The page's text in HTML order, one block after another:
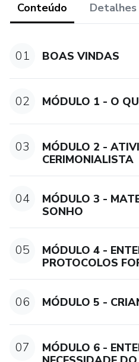
Conteúdo Detalhes
01 BOAS VINDAS
02 MÓDULO 1 - O
03
MÓDULO 2 -
CERIMONIALISTA
04
MÓDULO 3 -
SONHO
05
MÓDULO 4 -
PROTOCOLOS
06 MÓDULO 5 -
07
MÓDULO 6 -